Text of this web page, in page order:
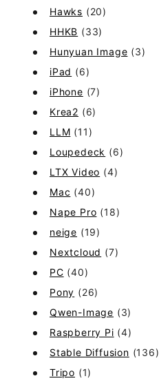
Hawks (20)
HHKB (33)
Hunyuan Image (3)
iPad (6)
iPhone (7)
Krea2 (6)
LLM (11)
Loupedeck (6)
LTX Video (4)
Mac (40)
Nape Pro (18)
neige (19)
Nextcloud (7)
PC (40)
Pony (26)
Qwen-Image (3)
Raspberry Pi (4)
Stable Diffusion (136)
Tripo (1)